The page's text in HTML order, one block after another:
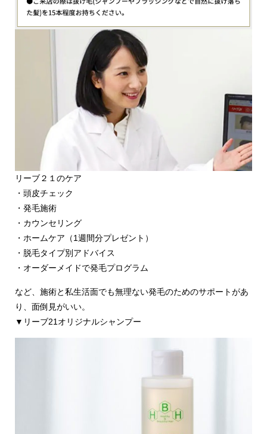
リーブ２１のケア
・頭皮チェック
・発毛施術
・カウンセリング
・ホームケア（1週間分プレゼント）
・脱毛タイプ別アドバイス
・オーダーメイドで発毛プログラム
など、施術と私生活面でも無理ない発毛のためのサポートがあ
り、面倒見がいい。
▼リーブ21オリジナルシャンプー